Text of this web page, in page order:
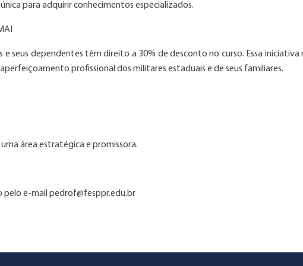
para adquirir conhecimentos especializados.
e seus dependentes têm direito a 30% de desconto no curso. Essa
profissional dos militares estaduais e de seus familiares.
área estratégica e promissora.
pelo e-mail pedrof@fesppr.edu.br